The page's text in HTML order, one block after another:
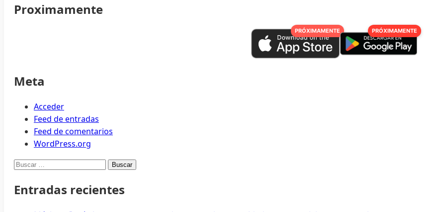
Proximamente
PRÓXIMAMENTE PRÓXIMAMENTE
Meta
Acceder
Feed de entradas
Feed de comentarios
WordPress.org
Buscar:
Entradas recientes